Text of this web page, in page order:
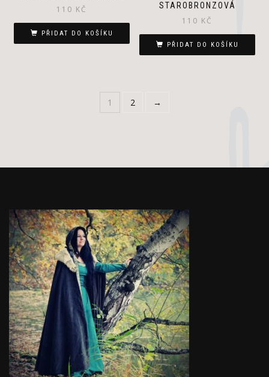
110 KČ
PŘIDAT DO KOŠÍKU
STAROBRONZOVÁ
110 KČ
PŘIDAT DO KOŠÍKU
1 2 →